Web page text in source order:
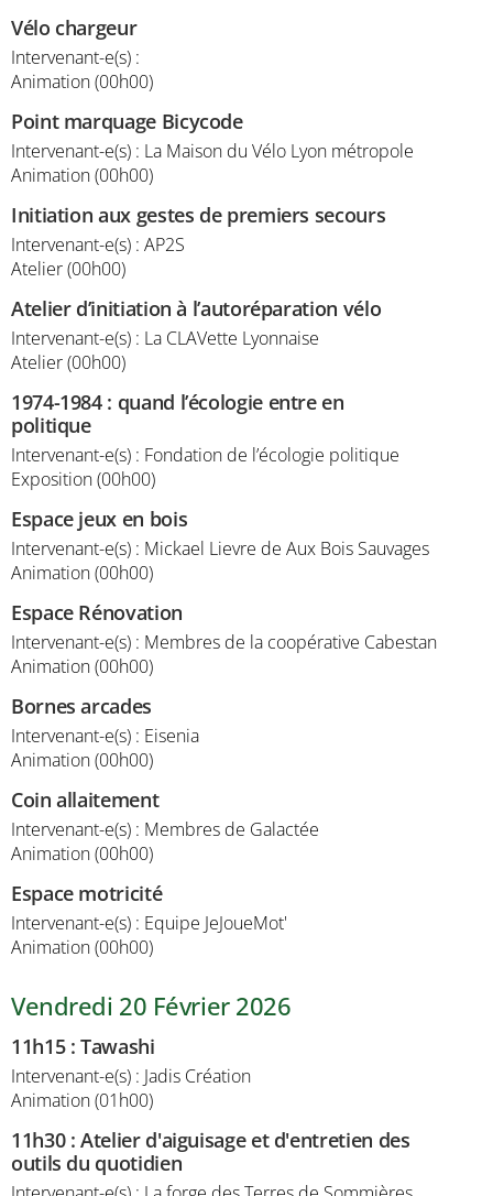
Vélo chargeur
Intervenant-e(s) :
Animation (00h00)
Point marquage Bicycode
Intervenant-e(s) : La Maison du Vélo Lyon métropole
Animation (00h00)
Initiation aux gestes de premiers secours
Intervenant-e(s) : AP2S
Atelier (00h00)
Atelier d’initiation à l’autoréparation vélo
Intervenant-e(s) : La CLAVette Lyonnaise
Atelier (00h00)
1974-1984 : quand l’écologie entre en
politique
Intervenant-e(s) : Fondation de l’écologie politique
Exposition (00h00)
Espace jeux en bois
Intervenant-e(s) : Mickael Lievre de Aux Bois Sauvages
Animation (00h00)
Espace Rénovation
Intervenant-e(s) : Membres de la coopérative Cabestan
Animation (00h00)
Bornes arcades
Intervenant-e(s) : Eisenia
Animation (00h00)
Coin allaitement
Intervenant-e(s) : Membres de Galactée
Animation (00h00)
Espace motricité
Intervenant-e(s) : Equipe JeJoueMot'
Animation (00h00)
Vendredi 20 Février 2026
11h15:Tawashi
Intervenant-e(s) : Jadis Création
Animation (01h00)
11h30:Atelier d'aiguisage et d'entretien des
outils du quotidien